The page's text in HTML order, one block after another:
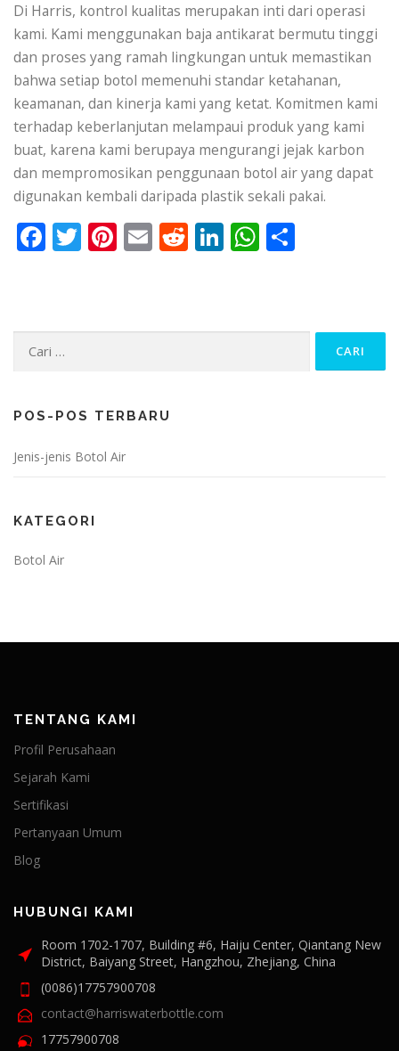
Di Harris, kontrol kualitas merupakan inti dari operasi
kami. Kami menggunakan baja antikarat bermutu tinggi
dan proses yang ramah lingkungan untuk memastikan
bahwa setiap botol memenuhi standar ketahanan,
keamanan, dan kinerja kami yang ketat. Komitmen kami
terhadap keberlanjutan melampaui produk yang kami
buat, karena kami berupaya mengurangi jejak karbon
dan mempromosikan penggunaan botol air yang dapat
digunakan kembali daripada plastik sekali pakai.
Facebook
Twitter
Pinterest
EmailReddit
LinkedIn
WhatsApp
Cari
POS-POS TERBARU
Jenis-jenis Botol Air
KATEGORI
Botol Air
TENTANG KAMI
Profil Perusahaan
Sejarah Kami
Sertifikasi
Pertanyaan Umum
Blog
HUBUNGI KAMI
Room 1702-1707, Building #6, Haiju Center, Qiantang New
District, Baiyang Street, Hangzhou, Zhejiang, China
(0086)17757900708
contact@harriswaterbottle.com
17757900708